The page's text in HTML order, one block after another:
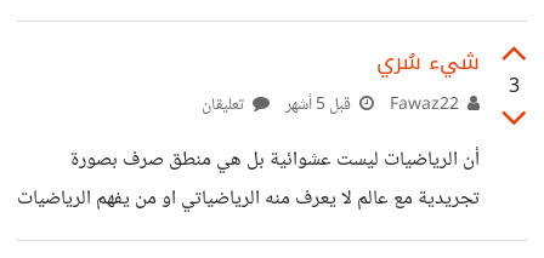
تجدها، ستضع نفسك في صفوف النخبة من البشر. وليس شرطًا
أن تكون أسطورتك شيئًا خارقًا؛ المهم أن تعبّر عنك، وعن قدراتك
الحقيقية. أنا لست من مؤيّدي عبارة: “ما دام غيرك فعلها، فأنت
على انتزاع آهات الإعجاب بطريقته الخاصة. لماذا ترضى أن
تكون طائرًا كسيرًا تنتظر معونة الأصحّاء وترضى
3
شيء سُري
قبل 5 أشهر تعليقان
أن الرياضيات ليست عشوائية بل هي منطق صرف بصورة
تجريدية مع عالم لا يعرف منه الرياضياتي او من يفهم الرياضيات
الا الأرقام لا يعلم أنه بالارقام هذي أكتشف الثوابت ونقيضها